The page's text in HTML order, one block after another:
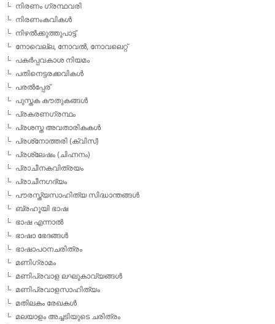
നിരണം ഗ്രന്ഥവരി
നിരണംകവികള്‍
നിഴല്‍ക്കുത്തുപാട്ട്
നോവെല്ല, നോവല്‍, നോവലെറ്റ്
പകര്‍പ്പവകാശ നിയമം
പതിനെട്ടരക്കവികള്‍
പരല്‍പ്പേര്
പുസ്തക കൗതുകങ്ങള്‍
പ്രകരണഗ്രന്ഥം
പ്രശസ്ത അവതാരികകള്‍
പ്രശ്‌നോത്തരി (ക്വിസ്)
പ്രശ്ലേഷം (ചിഹ്നനം)
പ്രാചീനകവിത്രയം
പ്രാചീനഗദ്യം
പൗരസ്ത്യസാഹിത്യ സിദ്ധാന്തങ്ങള്‍
ബ്രഹൂയി ഭാഷ
ഭാഷ എന്നാല്‍
ഭാഷാ ഭേദങ്ങള്‍
ഭാഷാപഠനചരിത്രം
മണിഗ്രാമം
മണിപ്രവാള ലഘുകാവ്യങ്ങള്‍
മണിപ്രവാളസാഹിത്യം
മതിലകം രേഖകള്‍
മലയാളം അച്ചടിയുടെ ചരിത്രം